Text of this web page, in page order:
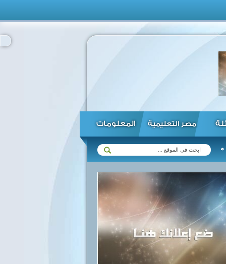
مصر التعليمية المعلومات
صحف لبنانية: البحث عن طرق جديدة لإيصال المساعدات إلى سوريا